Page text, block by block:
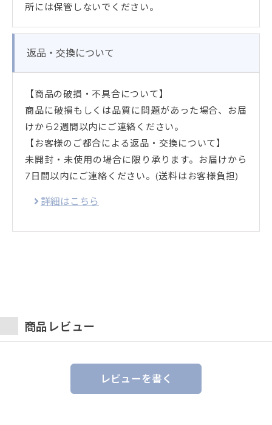
所には保管しないでください。
返品・交換について
【商品の破損・不具合について】
商品に破損もしくは品質に問題があった場合、お届
けから2週間以内にご連絡ください。
【お客様のご都合による返品・交換について】
未開封・未使用の場合に限り承ります。お届けから
7日間以内にご連絡ください。(送料はお客様負担)
詳細はこちら
商品レビュー
レビューを書く